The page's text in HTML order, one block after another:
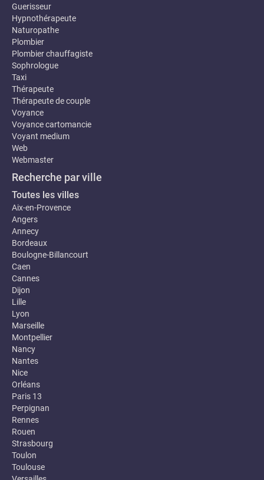
Guerisseur
Hypnothérapeute
Naturopathe
Plombier
Plombier chauffagiste
Sophrologue
Taxi
Thérapeute
Thérapeute de couple
Voyance
Voyance cartomancie
Voyant medium
Web
Webmaster
Recherche par ville
Toutes les villes
Aix-en-Provence
Angers
Annecy
Bordeaux
Boulogne-Billancourt
Caen
Cannes
Dijon
Lille
Lyon
Marseille
Montpellier
Nancy
Nantes
Nice
Orléans
Paris 13
Perpignan
Rennes
Rouen
Strasbourg
Toulon
Toulouse